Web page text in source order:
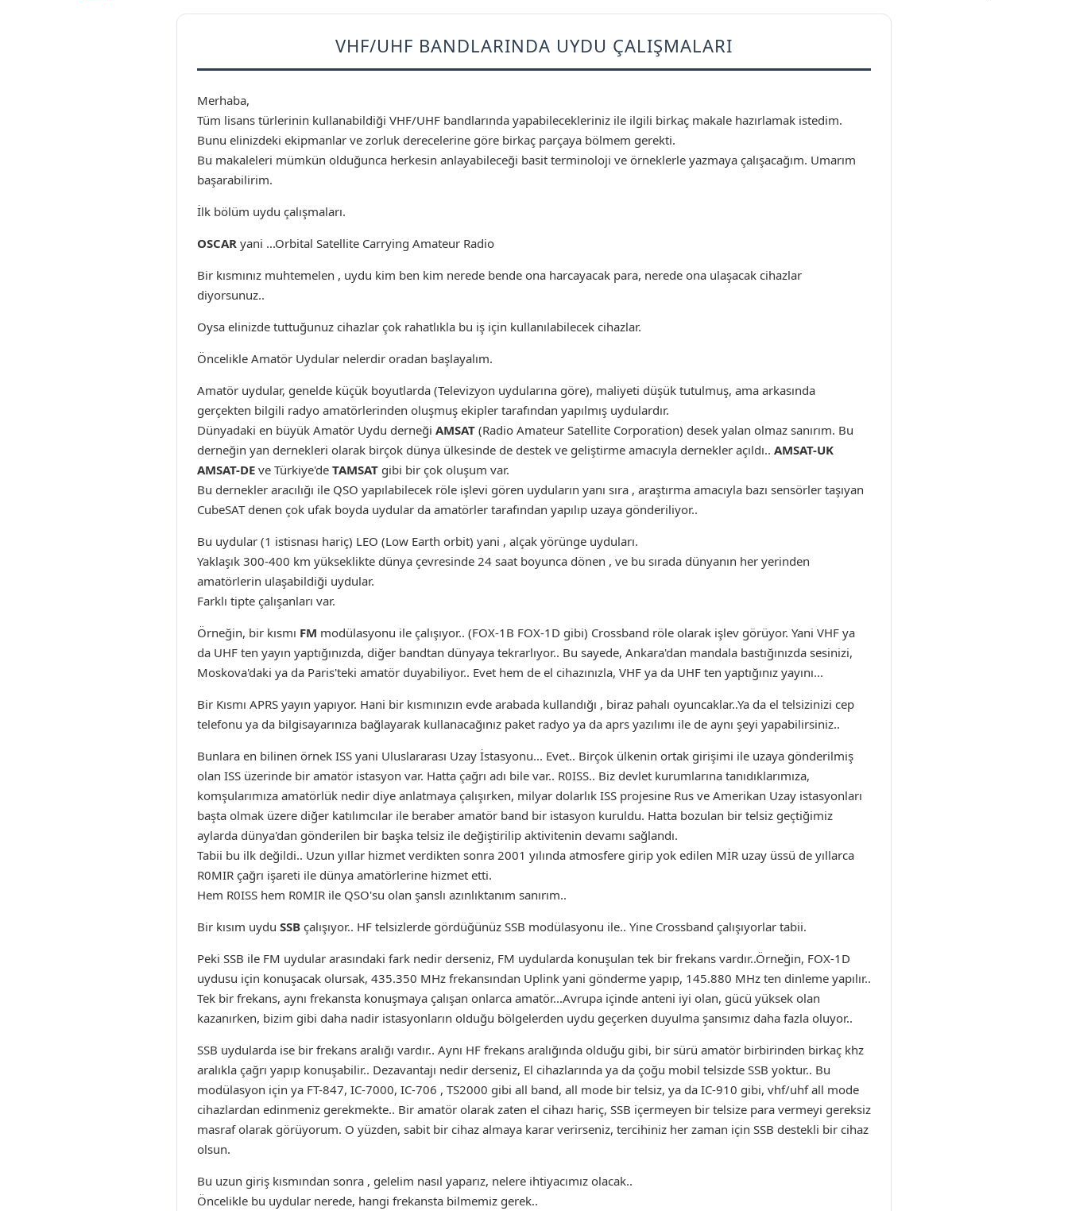
VHF/UHF BANDLARINDA UYDU ÇALIŞMALARI
Merhaba,
Tüm lisans türlerinin kullanabildiği VHF/UHF bandlarında yapabilecekleriniz ile ilgili birkaç makale hazırlamak istedim.
Bunu elinizdeki ekipmanlar ve zorluk derecelerine göre birkaç parçaya bölmem gerekti.
Bu makaleleri mümkün olduğunca herkesin anlayabileceği basit terminoloji ve örneklerle yazmaya çalışacağım. Umarım
başarabilirim.
İlk bölüm uydu çalışmaları.
OSCAR yani ...Orbital Satellite Carrying Amateur Radio
Bir kısmınız muhtemelen , uydu kim ben kim nerede bende ona harcayacak para, nerede ona ulaşacak cihazlar
diyorsunuz..
Oysa elinizde tuttuğunuz cihazlar çok rahatlıkla bu iş için kullanılabilecek cihazlar.
Öncelikle Amatör Uydular nelerdir oradan başlayalım.
Amatör uydular, genelde küçük boyutlarda (Televizyon uydularına göre), maliyeti düşük tutulmuş, ama arkasında
gerçekten bilgili radyo amatörlerinden oluşmuş ekipler tarafından yapılmış uydulardır.
Dünyadaki en büyük Amatör Uydu derneği AMSAT (Radio Amateur Satellite Corporation) desek yalan olmaz sanırım. Bu
derneğin yan dernekleri olarak birçok dünya ülkesinde de destek ve geliştirme amacıyla dernekler açıldı.. AMSAT-UK
AMSAT-DE ve Türkiye'de TAMSAT gibi bir çok oluşum var.
Bu dernekler aracılığı ile QSO yapılabilecek röle işlevi gören uyduların yanı sıra , araştırma amacıyla bazı sensörler taşıyan
CubeSAT denen çok ufak boyda uydular da amatörler tarafından yapılıp uzaya gönderiliyor..
Bu uydular (1 istisnası hariç) LEO (Low Earth orbit) yani , alçak yörünge uyduları.
Yaklaşık 300-400 km yükseklikte dünya çevresinde 24 saat boyunca dönen , ve bu sırada dünyanın her yerinden
amatörlerin ulaşabildiği uydular.
Farklı tipte çalışanları var.
Örneğin, bir kısmı FM modülasyonu ile çalışıyor.. (FOX-1B FOX-1D gibi) Crossband röle olarak işlev görüyor. Yani VHF ya
da UHF ten yayın yaptığınızda, diğer bandtan dünyaya tekrarlıyor.. Bu sayede, Ankara'dan mandala bastığınızda sesinizi,
Moskova'daki ya da Paris'teki amatör duyabiliyor.. Evet hem de el cihazınızla, VHF ya da UHF ten yaptığınız yayını...
Bir Kısmı APRS yayın yapıyor. Hani bir kısmınızın evde arabada kullandığı , biraz pahalı oyuncaklar..Ya da el telsizinizi cep
telefonu ya da bilgisayarınıza bağlayarak kullanacağınız paket radyo ya da aprs yazılımı ile de aynı şeyi yapabilirsiniz..
Bunlara en bilinen örnek ISS yani Uluslararası Uzay İstasyonu... Evet.. Birçok ülkenin ortak girişimi ile uzaya gönderilmiş
olan ISS üzerinde bir amatör istasyon var. Hatta çağrı adı bile var.. R0ISS.. Biz devlet kurumlarına tanıdıklarımıza,
komşularımıza amatörlük nedir diye anlatmaya çalışırken, milyar dolarlık ISS projesine Rus ve Amerikan Uzay istasyonları
başta olmak üzere diğer katılımcılar ile beraber amatör band bir istasyon kuruldu. Hatta bozulan bir telsiz geçtiğimiz
aylarda dünya'dan gönderilen bir başka telsiz ile değiştirilip aktivitenin devamı sağlandı.
Tabii bu ilk değildi.. Uzun yıllar hizmet verdikten sonra 2001 yılında atmosfere girip yok edilen MİR uzay üssü de yıllarca
R0MIR çağrı işareti ile dünya amatörlerine hizmet etti.
Hem R0ISS hem R0MIR ile QSO'su olan şanslı azınlıktanım sanırım..
Bir kısım uydu SSB çalışıyor.. HF telsizlerde gördüğünüz SSB modülasyonu ile.. Yine Crossband çalışıyorlar tabii.
Peki SSB ile FM uydular arasındaki fark nedir derseniz, FM uydularda konuşulan tek bir frekans vardır..Örneğin, FOX-1D
uydusu için konuşacak olursak, 435.350 MHz frekansından Uplink yani gönderme yapıp, 145.880 MHz ten dinleme yapılır..
Tek bir frekans, aynı frekansta konuşmaya çalışan onlarca amatör...Avrupa içinde anteni iyi olan, gücü yüksek olan
kazanırken, bizim gibi daha nadir istasyonların olduğu bölgelerden uydu geçerken duyulma şansımız daha fazla oluyor..
SSB uydularda ise bir frekans aralığı vardır.. Aynı HF frekans aralığında olduğu gibi, bir sürü amatör birbirinden birkaç khz
aralıkla çağrı yapıp konuşabilir.. Dezavantajı nedir derseniz, El cihazlarında ya da çoğu mobil telsizde SSB yoktur.. Bu
modülasyon için ya FT-847, IC-7000, IC-706 , TS2000 gibi all band, all mode bir telsiz, ya da IC-910 gibi, vhf/uhf all mode
cihazlardan edinmeniz gerekmekte.. Bir amatör olarak zaten el cihazı hariç, SSB içermeyen bir telsize para vermeyi gereksiz
masraf olarak görüyorum. O yüzden, sabit bir cihaz almaya karar verirseniz, tercihiniz her zaman için SSB destekli bir cihaz
olsun.
Bu uzun giriş kısmından sonra , gelelim nasıl yaparız, nelere ihtiyacımız olacak..
Öncelikle bu uydular nerede, hangi frekansta bilmemiz gerek..